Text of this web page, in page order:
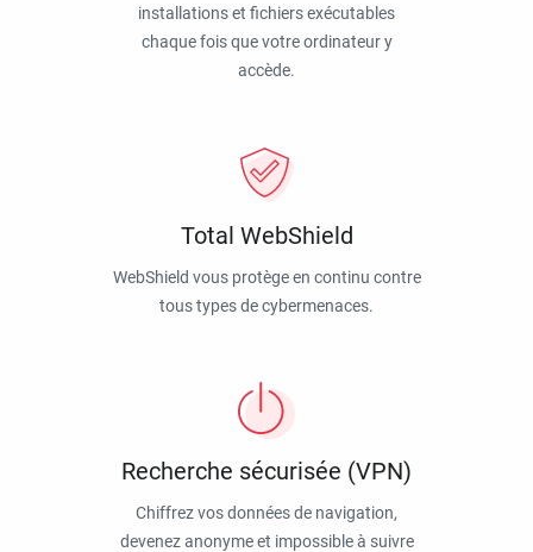
installations et fichiers exécutables
chaque fois que votre ordinateur y
accède.
Total WebShield
WebShield vous protège en continu contre
tous types de cybermenaces.
Recherche sécurisée (VPN)
Chiffrez vos données de navigation,
devenez anonyme et impossible à suivre